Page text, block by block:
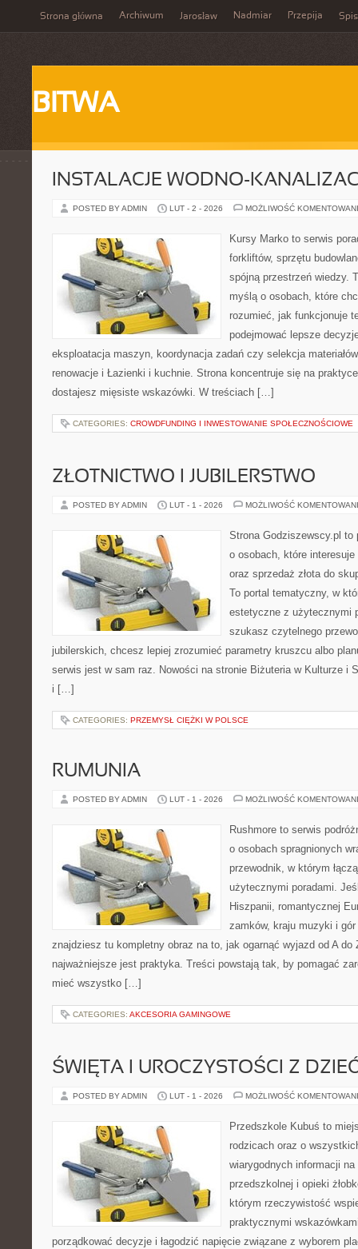
Strona główna Archiwum Jarosław Nadmiar Przepija
BITWA
INSTALACJE WODNO-
POSTED BY ADMIN LUT - 2 - 2026 MOŻLIWOŚĆ
Kursy Marko to serwis
forkliftów, sprzętu
spójną przestrzeń wiedzy.
myślą o osobach, które
rozumieć, jak funkcjonuje
podejmować lepsze
eksploatacja maszyn, koordynacja zadań czy selekcja
renowacje i Łazienki i kuchnie. Strona koncentruje się na
dostajesz mięsiste wskazówki. W treściach […]
CATEGORIES: CROWDFUNDING I INWESTOWANIE SPOŁECZNOŚCIOWE
ZŁOTNICTWO I JUBILERSTWO
POSTED BY ADMIN LUT - 1 - 2026 MOŻLIWOŚĆ
Strona Godziszewscy.pl to
o osobach, które
oraz sprzedaż złota do
To portal tematyczny, w
estetyczne z użytecznymi
szukasz czytelnego
jubilerskich, chcesz lepiej zrozumieć parametry kruszcu albo
serwis jest w sam raz. Nowości na stronie Biżuteria w Kulturze i
i […]
CATEGORIES: PRZEMYSŁ CIĘŻKI W POLSCE
RUMUNIA
POSTED BY ADMIN LUT - 1 - 2026 MOŻLIWOŚĆ
Rushmore to serwis
o osobach spragnionych
przewodnik, w którym
użytecznymi poradami.
Hiszpanii, romantycznej
zamków, kraju muzyki i
znajdziesz tu kompletny obraz na to, jak ogarnąć wyjazd od A do
najważniejsze jest praktyka. Treści powstają tak, by pomagać
mieć wszystko […]
CATEGORIES: AKCESORIA GAMINGOWE
ŚWIĘTA I UROCZYSTOŚCI Z
POSTED BY ADMIN LUT - 1 - 2026 MOŻLIWOŚĆ
Przedszkole Kubuś to
rodzicach oraz o
wiarygodnych informacji
przedszkolnej i opieki
którym rzeczywistość
praktycznymi
porządkować decyzje i łagodzić napięcie związane z wyborem